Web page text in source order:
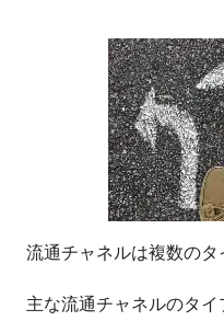
流通チャネルは複数のタ
主な流通チャネルのタ